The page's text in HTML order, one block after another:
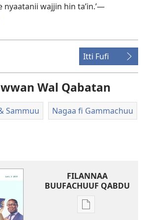
nyaatanii wajjin hin taʼin.’—
Itti Fufi
Wal Qabatan
Sammuu Nagaa fi Gammachuu
FILANNAA
BUUFACHUUF QABDU
Filannaawwan